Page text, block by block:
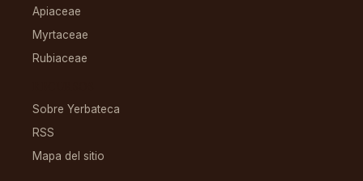
Apiaceae
Myrtaceae
Rubiaceae
Sobre Yerbateca
RSS
Mapa del sitio